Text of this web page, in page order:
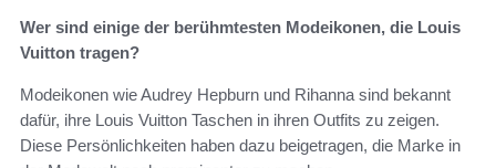
Wer sind einige der berühmtesten Modeikonen, die Louis
Vuitton tragen?
Modeikonen wie Audrey Hepburn und Rihanna sind bekannt
dafür, ihre Louis Vuitton Taschen in ihren Outfits zu zeigen.
Diese Persönlichkeiten haben dazu beigetragen, die Marke in